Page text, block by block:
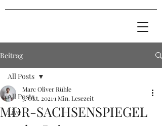
Beitrag
All Posts
Live
All Posts
MDR-SACHSENSPIEGEL
Marc Oliver Rühle
5. Okt. 2021 1 Min. Lesezeit